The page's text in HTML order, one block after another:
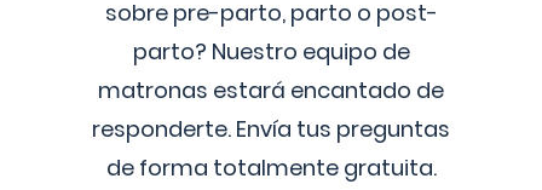
sobre pre-parto, parto o post-
parto? Nuestro equipo de
matronas estará encantado de
responderte. Envía tus preguntas
de forma totalmente gratuita.